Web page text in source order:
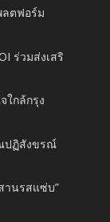
ลตฟอร์ม
ร่วมส่งเสริ
ใกล้กรุง
ปฏิสังขรณ์
านรสแซ่บ”